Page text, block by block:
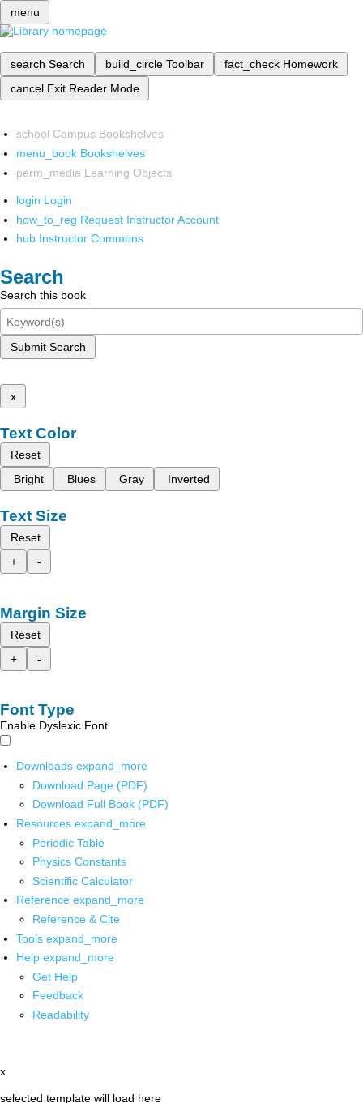
menu
search Search build_circle Toolbar fact_check Homework
cancel Exit Reader Mode
school Campus Bookshelves
menu_book Bookshelves
perm_media Learning Objects
login Login
how_to_reg Request Instructor Account
hub Instructor Commons
Search
Search this book
Submit Search
x
Text Color
Reset
Bright
Blues Gray Inverted
Text Size
Reset
+
-
Margin Size
Reset
+
-
Font Type
Enable Dyslexic Font
Downloads expand_more
Download Page (PDF)
Download Full Book (PDF)
Resources expand_more
Periodic Table
Physics Constants
Scientific Calculator
Reference expand_more
Reference & Cite
Tools expand_more
Help expand_more
Get Help
Feedback
Readability
x
selected template will load here